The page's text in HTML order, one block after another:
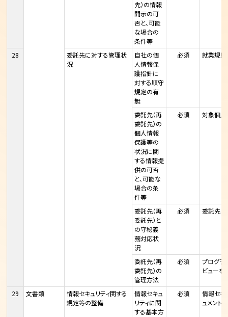
先）の情報
開示の可
否と、可能
な場合の
条件等
28
委託先に対する管理状
況
自社の個
人情報保
護指針に
対する順守
規定の有
無
必須 就業規則
委託先（再
委託先）の
個人情報
保護等の
状況に関
する情報提
供の可否
と、可能な
場合の条
件等
必須 対象個
委託先（再
委託先）と
の守秘義
務対応状
況
必須 委託先と
委託先（再
委託先）の
管理方法
必須
プログラ
ビューを
29 文書類
情報セキュリティ関する
規定等の整備
情報セキュ
リティに関
する基本方
必須
情報セキ
ュメント